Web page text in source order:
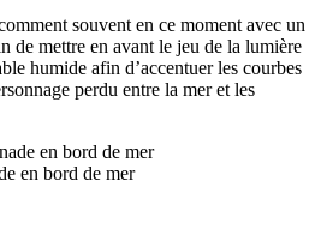
souvent en ce moment avec un
de mettre en avant le jeu de la lumière
humide afin d’accentuer les courbes
perdu entre la mer et les
en bord de mer